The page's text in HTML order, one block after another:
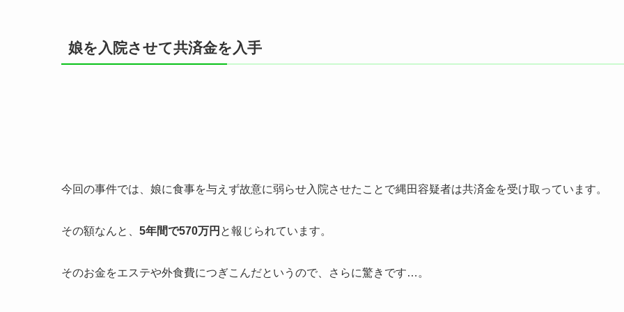
娘を入院させて共済金を入手
今回の事件では、娘に食事を与えず故意に弱らせ入院させたことで縄田容疑者は共済金を受け取っています。
その額なんと、 5年間で570万円 と報じられています。
そのお金をエステや外食費につぎこんだというので、さらに驚きです…。